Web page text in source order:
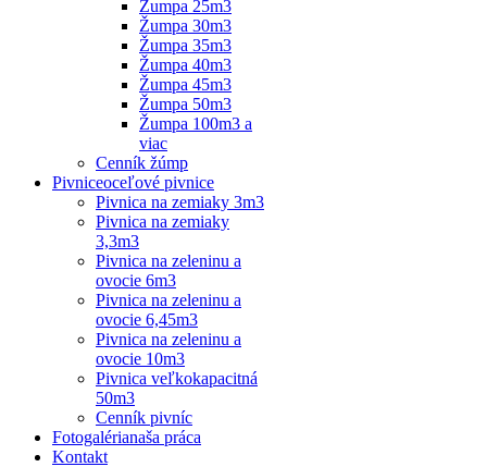
Žumpa 25m3
Žumpa 30m3
Žumpa 35m3
Žumpa 40m3
Žumpa 45m3
Žumpa 50m3
Žumpa 100m3 a
viac
Cenník žúmp
Pivniceoceľové pivnice
Pivnica na zemiaky 3m3
Pivnica na zemiaky
3,3m3
Pivnica na zeleninu a
ovocie 6m3
Pivnica na zeleninu a
ovocie 6,45m3
Pivnica na zeleninu a
ovocie 10m3
Pivnica veľkokapacitná
50m3
Cenník pivníc
Fotogalérianaša práca
Kontakt